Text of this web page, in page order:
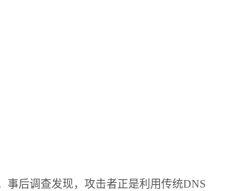
事后调查发现，攻击者正是利用传统DNS